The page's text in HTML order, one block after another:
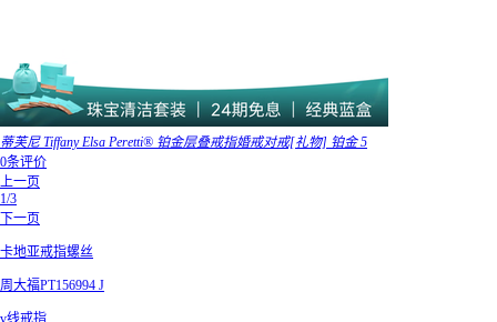
蒂芙尼 Tiffany Elsa Peretti® 铂金层叠戒指婚戒对戒[礼物] 铂金 5
0条评价
上一页
1/3
下一页
卡地亚戒指螺丝
周大福PT156994 J
v线戒指